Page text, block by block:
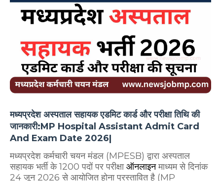
मध्यप्रदेश अस्पताल सहायक एडमिट कार्ड और परीक्षा तिथि की
जानकारी:MP Hospital Assistant Admit Card
And Exam Date 2026|
मध्यप्रदेश कर्मचारी चयन मंडल (MPESB) द्वारा अस्पताल
सहायक भर्ती के 1200 पदों पर परीक्षाऑनलाइनमाध्यम से दिनांक
24 जून 2026 से आयोजित होना प्रस्तावित है (MP